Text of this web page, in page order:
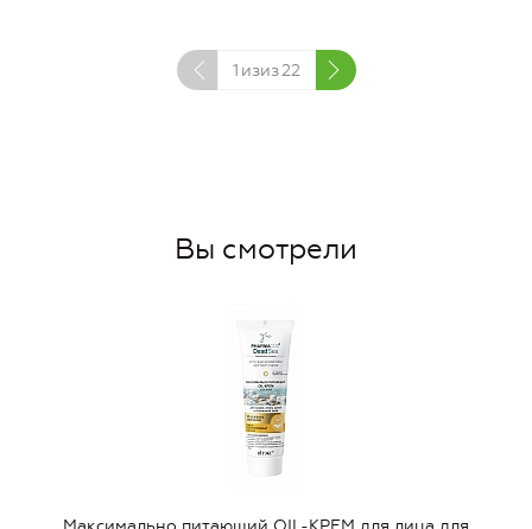
1 изиз22
Вы смотрели